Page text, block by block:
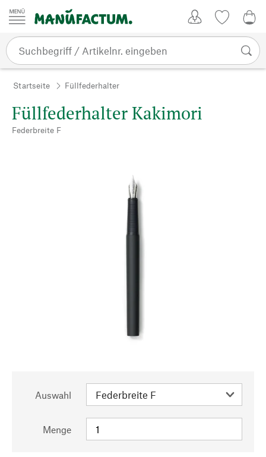
Zum Inhalt springen
Startseite Füllfederhalter
Füllfederhalter Kakimori
Federbreite F
Auswahl
Menge